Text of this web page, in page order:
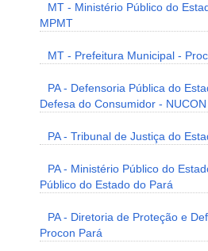
MT - Ministério Público do
MPMT
MT - Prefeitura Municipal -
PA - Defensoria Pública do
Defesa do Consumidor - NUCON
PA - Tribunal de Justiça do
PA - Ministério Público do
Público do Estado do Pará
PA - Diretoria de Proteção e
Procon Pará